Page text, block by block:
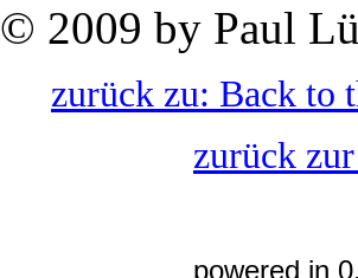
© 2009 by Paul
zurück zu: Back to
zurück
powered in